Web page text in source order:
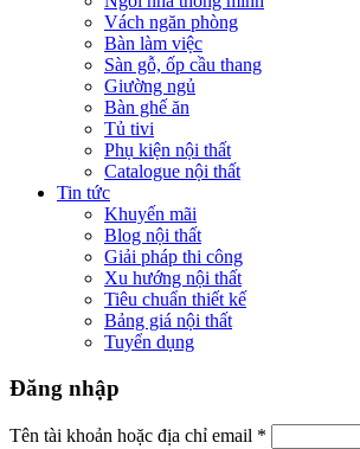
Vách ngăn phòng
Bàn làm việc
Sàn gỗ, ốp cầu thang
Giường ngủ
Bàn ghế ăn
Tủ tivi
Phụ kiện nội thất
Catalogue nội thất
Tin tức
Khuyến mãi
Blog nội thất
Giải pháp thi công
Xu hướng nội thất
Tiêu chuẩn thiết kế
Bảng giá nội thất
Tuyển dụng
Đăng nhập
Tên tài khoản hoặc địa chỉ email *